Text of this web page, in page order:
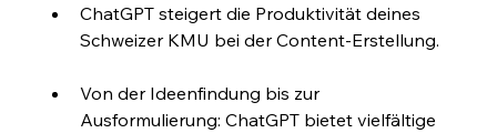
ChatGPT steigert die Produktivität deines
Schweizer KMU bei der Content-Erstellung.
Von der Ideenfindung bis zur
Ausformulierung: ChatGPT bietet vielfältige